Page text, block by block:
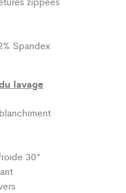
Spandex
lavage
30°